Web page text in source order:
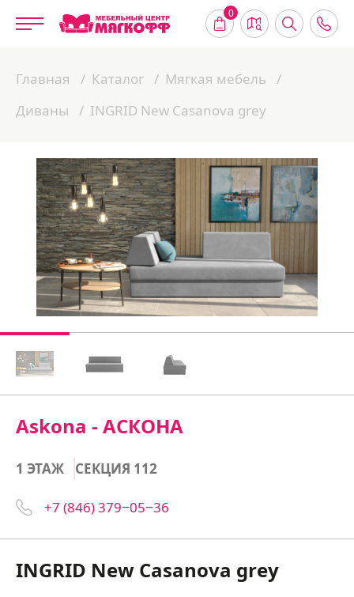
0
Главная Каталог
Мягкая мебель
Диваны
INGRID New Casanova grey
Askona - АСКОНА
1 ЭТАЖ СЕКЦИЯ 112
+7 (846) 379‒05‒36
INGRID New Casanova grey